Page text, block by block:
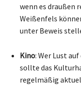
wenn es draußen
Weißenfels
unter Beweis
Kino: Wer Lust
sollte das
regelmäßig